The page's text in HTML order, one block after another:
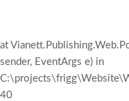
at
sender, EventArgs e) in
40